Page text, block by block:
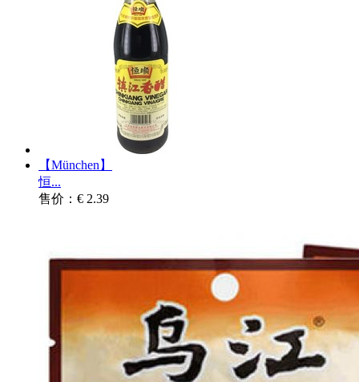
【München】
恒...
售价：€ 2.39